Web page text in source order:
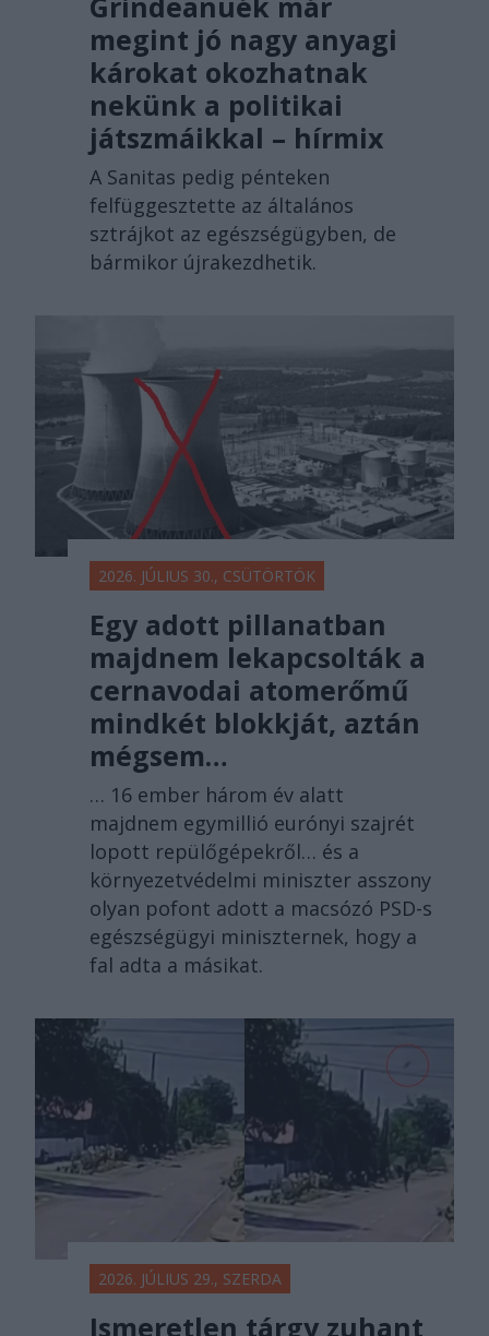
megint jó nagy anyagi
károkat okozhatnak
nekünk a politikai
játszmáikkal – hírmix
A Sanitas pedig pénteken
felfüggesztette az általános
sztrájkot az egészségügyben, de
bármikor újrakezdhetik.
2026. JÚLIUS 30., CSÜTÖRTÖK
Egy adott pillanatban
majdnem lekapcsolták a
cernavodai atomerőmű
mindkét blokkját, aztán
mégsem…
… 16 ember három év alatt
majdnem egymillió eurónyi szajrét
lopott repülőgépekről… és a
környezetvédelmi miniszter asszony
olyan pofont adott a macsózó PSD-s
egészségügyi miniszternek, hogy a
fal adta a másikat.
2026. JÚLIUS 29., SZERDA
Ismeretlen tárgy zuhant